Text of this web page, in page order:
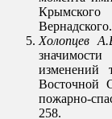
Холопцев
изменений
Восточной
пожарно-
258.